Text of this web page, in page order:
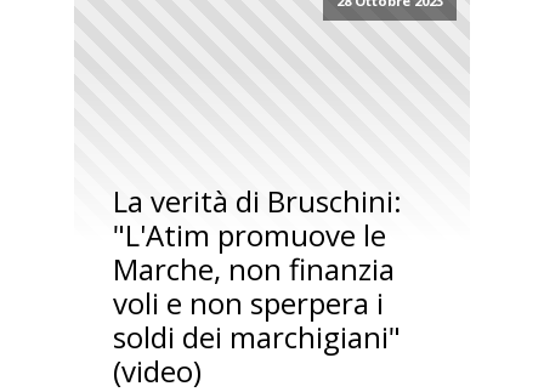
La verità di Bruschini:
"L'Atim promuove le
Marche, non finanzia
voli e non sperpera i
soldi dei marchigiani"
(video)